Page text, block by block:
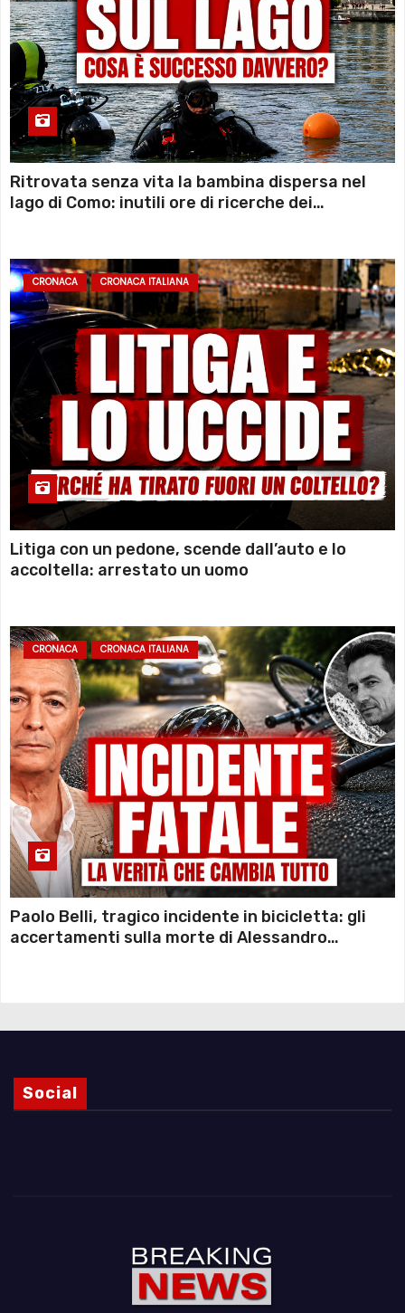
Ritrovata senza vita la bambina dispersa nel
lago di Como: inutili ore di ricerche dei
CRONACA CRONACA ITALIANA
Litiga con un pedone, scende dall’auto e lo
accoltella: arrestato un uomo
CRONACA CRONACA ITALIANA
Paolo Belli, tragico incidente in bicicletta: gli
accertamenti sulla morte di Alessandro
Social